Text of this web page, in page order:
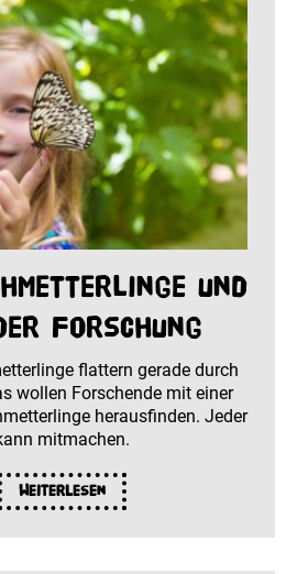
und
Forschung
flattern gerade durch
wollen Forschende mit einer
herausfinden. Jeder
mitmachen.
Weiterlesen